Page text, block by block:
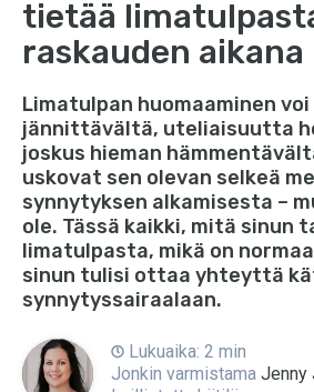
tietää
raskauden aikana
Limatulpan huomaaminen
jännittävältä, uteliaisuutta
joskus hieman
uskovat sen olevan selkeä
synnytyksen alkamisesta –
ole. Tässä kaikki, mitä sinun
limatulpasta, mikä on
sinun tulisi ottaa yhteyttä
synnytyssairaalaan.
Lukuaika: 2 min
Jonkin varmistama Jenny